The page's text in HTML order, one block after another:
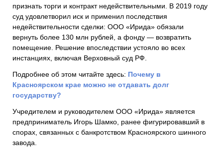
признать торги и контракт недействительными. В 2019 году
суд удовлетворил иск и применил последствия
недействительности сделки: ООО «Ирида» обязали
вернуть более 130 млн рублей, а фонду — возвратить
помещение. Решение впоследствии устояло во всех
инстанциях, включая Верховный суд РФ.
Подробнее об этом читайте здесь: Почему в
Красноярском крае можно не отдавать долг
государству?
Учредителем и руководителем ООО «Ирида» является
предприниматель Игорь Шамко, ранее фигурировавший в
спорах, связанных с банкротством Красноярского шинного
завода.